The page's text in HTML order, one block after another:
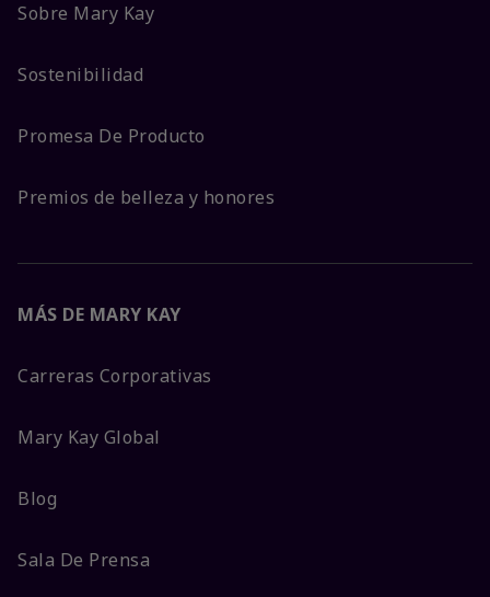
Sobre Mary Kay
Sostenibilidad
Promesa De Producto
Premios de belleza y honores
MÁS DE MARY KAY
Carreras Corporativas
Mary Kay Global
Blog
Sala De Prensa